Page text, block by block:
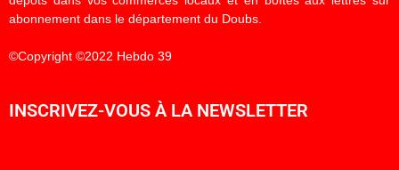
abonnement dans le département du Doubs.
©Copyright ©2022 Hebdo 39
INSCRIVEZ-VOUS À LA NEWSLETTER